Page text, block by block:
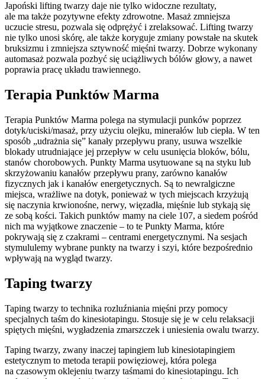
Japoński lifting twarzy daje nie tylko widoczne rezultaty,
ale ma także pozytywne efekty zdrowotne. Masaż zmniejsza
uczucie stresu, pozwala się odprężyć i zrelaksować. Lifting twarzy
nie tylko unosi skórę, ale także koryguje zmiany powstałe na skutek
bruksizmu i zmniejsza sztywność mięśni twarzy. Dobrze wykonany
automasaż pozwala pozbyć się uciążliwych bólów głowy, a nawet
poprawia pracę układu trawiennego.
Terapia Punktów Marma
Terapia Punktów Marma polega na stymulacji punków poprzez
dotyk/uciski/masaż, przy użyciu olejku, minerałów lub ciepła. W ten
sposób „udrażnia się” kanały przepływu prany, usuwa wszelkie
blokady utrudniające jej przepływ w celu usunięcia bloków, bólu,
stanów chorobowych. Punkty Marma usytuowane są na styku lub
skrzyżowaniu kanałów przepływu prany, zarówno kanałów
fizycznych jak i kanałów energetycznych. Są to newralgiczne
miejsca, wrażliwe na dotyk, ponieważ w tych miejscach krzyżują
się naczynia krwionośne, nerwy, więzadła, mięśnie lub stykają się
ze sobą kości. Takich punktów mamy na ciele 107, a siedem pośród
nich ma wyjątkowe znaczenie – to te Punkty Marma, które
pokrywają się z czakrami – centrami energetycznymi. Na sesjach
stymululemy wybrane punkty na twarzy i szyi, które bezpośrednio
wpływają na wygląd twarzy.
Taping twarzy
Taping twarzy to technika rozluźniania mięśni przy pomocy
specjalnych taśm do kinesiotapingu. Stosuje się je w celu relaksacji
spiętych mięśni, wygładzenia zmarszczek i uniesienia owalu twarzy.
Taping twarzy, zwany inaczej tapingiem lub kinesiotapingiem
estetycznym to metoda terapii powięziowej, która polega
na czasowym oklejeniu twarzy taśmami do kinesiotapingu. Ich